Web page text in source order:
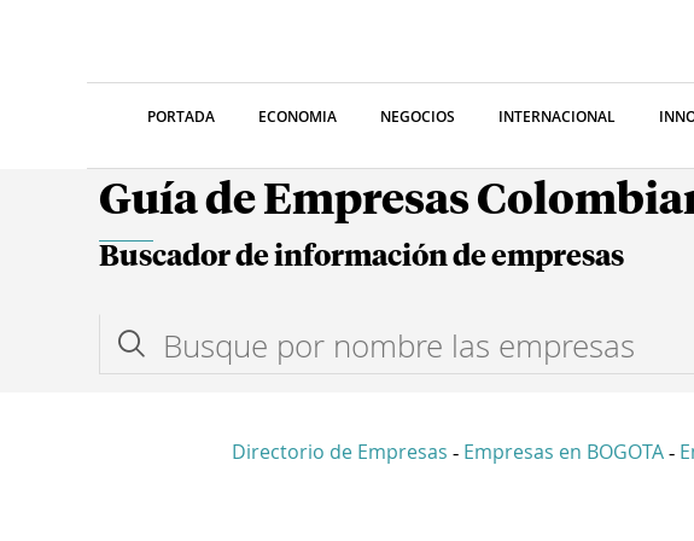
PORTADA ECONOMIA NEGOCIOS INTERNACIONAL
Guía de Empresas
Buscador de información de empresas
Directorio de Empresas - Empresas en BOGOTA -